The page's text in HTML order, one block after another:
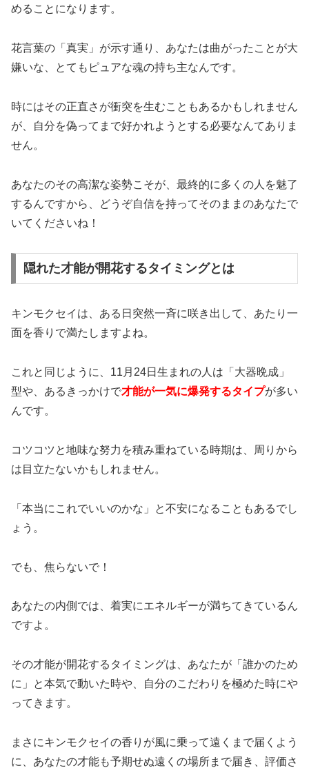
めることになります。
花言葉の「真実」が示す通り、あなたは曲がったことが大
嫌いな、とてもピュアな魂の持ち主なんです。
時にはその正直さが衝突を生むこともあるかもしれません
が、自分を偽ってまで好かれようとする必要なんてありま
せん。
あなたのその高潔な姿勢こそが、最終的に多くの人を魅了
するんですから、どうぞ自信を持ってそのままのあなたで
いてくださいね！
隠れた才能が開花するタイミングとは
キンモクセイは、ある日突然一斉に咲き出して、あたり一
面を香りで満たしますよね。
これと同じように、11月24日生まれの人は「大器晩成」
型や、あるきっかけで才能が一気に爆発するタイプが多い
んです。
コツコツと地味な努力を積み重ねている時期は、周りから
は目立たないかもしれません。
「本当にこれでいいのかな」と不安になることもあるでし
ょう。
でも、焦らないで！
あなたの内側では、着実にエネルギーが満ちてきているん
ですよ。
その才能が開花するタイミングは、あなたが「誰かのため
に」と本気で動いた時や、自分のこだわりを極めた時にや
ってきます。
まさにキンモクセイの香りが風に乗って遠くまで届くよう
に、あなたの才能も予期せぬ遠くの場所まで届き、評価さ